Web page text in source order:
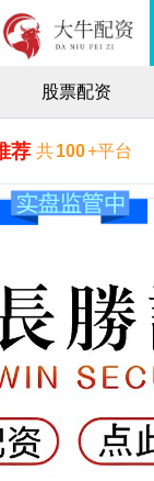
股票配资
荐 共100+平台